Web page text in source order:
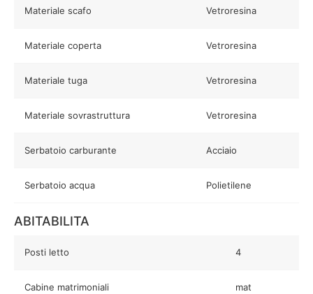
Materiale scafo Vetroresina
Materiale coperta Vetroresina
Materiale tuga Vetroresina
Materiale sovrastruttura Vetroresina
Serbatoio carburante Acciaio
Serbatoio acqua Polietilene
ABITABILITA
Posti letto 4
Cabine matrimoniali mat